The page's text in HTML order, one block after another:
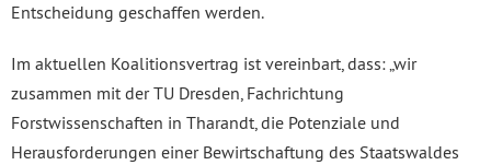
Entscheidung geschaffen werden.
Im aktuellen Koalitionsvertrag ist vereinbart, dass: „wir
zusammen mit der TU Dresden, Fachrichtung
Forstwissenschaften in Tharandt, die Potenziale und
Herausforderungen einer Bewirtschaftung des Staatswaldes